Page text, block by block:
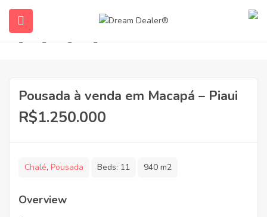
(English (UK))
View Photos
Pousada à venda em Macapá – Piaui
R$1.250.000
Chalé, Pousada Beds: 11 940 m2
Overview